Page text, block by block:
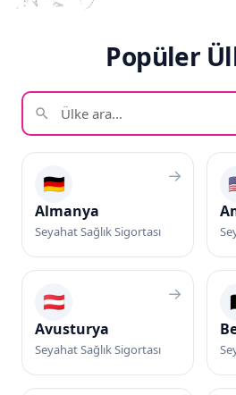
Popüler
🇩🇪
Almanya
Seyahat Sağlık Sigortası
→
🇦🇹
Avusturya
Seyahat Sağlık Sigortası
→